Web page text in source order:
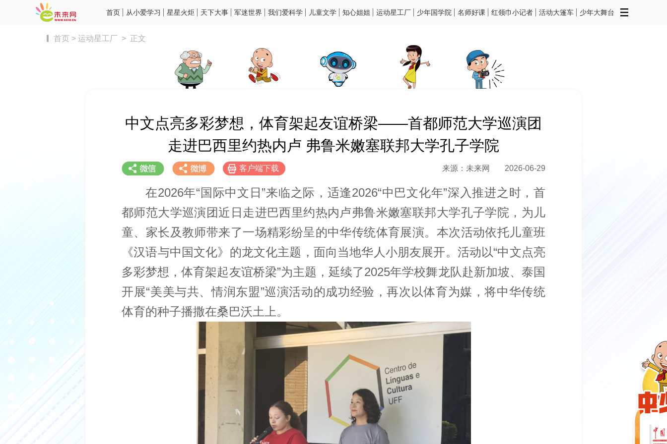
首页 从小爱学习 星星火炬 天下大事 军迷世界 我们爱科学 儿童文学 知心姐姐 运动星工厂 少年国学院 名师好课 红领巾小记者 活动大篷车 少年大舞台
首页 > 运动星工厂 > 正文
中文点亮多彩梦想，体育架起友谊桥梁——首都师范大学巡演团
走进巴西里约热内卢 弗鲁米嫩塞联邦大学孔子学院
分享到微信 分享到微博
客户端下载 来源：未来网 2026-06-29
在2026年“国际中文日”来临之际，适逢2026“中巴文化年”深入推进之时，首
都师范大学巡演团近日走进巴西里约热内卢弗鲁米嫩塞联邦大学孔子学院，为儿
童、家长及教师带来了一场精彩纷呈的中华传统体育展演。本次活动依托儿童班
《汉语与中国文化》的龙文化主题，面向当地华人小朋友展开。活动以“中文点亮
多彩梦想，体育架起友谊桥梁”为主题，延续了2025年学校舞龙队赴新加坡、泰国
开展“美美与共、情润东盟”巡演活动的成功经验，再次以体育为媒，将中华传统
体育的种子播撒在桑巴沃土上。